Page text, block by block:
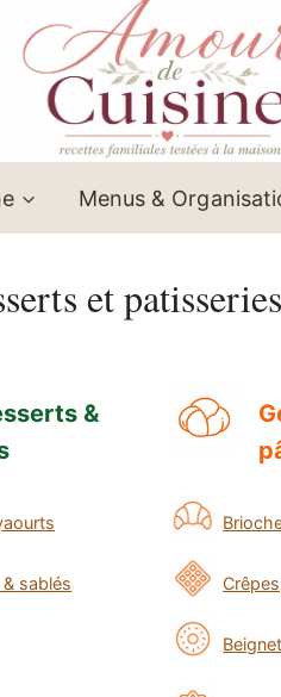
Menus &
et patisseries
&
sablés